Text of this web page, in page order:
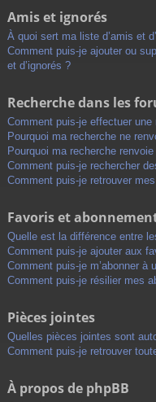
Amis et ignorés
À quoi sert ma liste d’amis et
Comment puis-je ajouter ou
et d’ignorés ?
Recherche dans les
Comment puis-je effectuer
Pourquoi ma recherche ne
Pourquoi ma recherche
Comment puis-je rechercher
Comment puis-je retrouver
Favoris et
Quelle est la différence entre
Comment puis-je ajouter aux
Comment puis-je m’abonner à
Comment puis-je résilier mes
Pièces jointes
Quelles pièces jointes sont
Comment puis-je retrouver
À propos de phpBB